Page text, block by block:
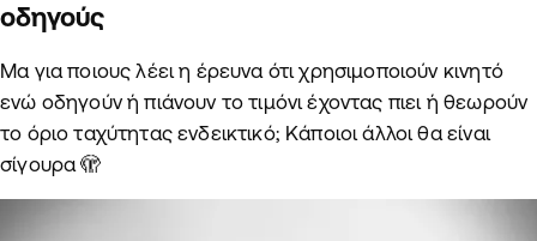
οδηγούς
Μα για ποιους λέει η έρευνα ότι χρησιμοποιούν κινητό
ενώ οδηγούν ή πιάνουν το τιμόνι έχοντας πιει ή θεωρούν
το όριο ταχύτητας ενδεικτικό; Κάποιοι άλλοι θα είναι
σίγουρα 🫣